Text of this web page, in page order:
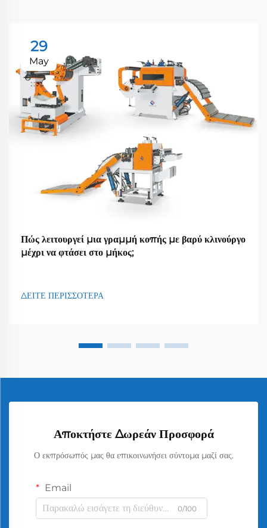
29
May
Πώς λειτουργεί μια γραμμή κοπής με βαρύ κλινούργο
μέχρι να φτάσει στο μήκος;
ΔΕΙΤΕ ΠΕΡΙΣΣΟΤΕΡΑ
Αποκτήστε Δωρεάν Προσφορά
Ο εκπρόσωπός μας θα επικοινωνήσει σύντομα μαζί σας.
Email
0/100